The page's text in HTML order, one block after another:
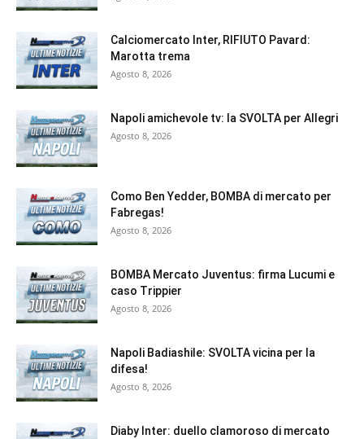
Calciomercato Inter, RIFIUTO Pavard:
Marotta trema
Agosto 8, 2026
Napoli amichevole tv: la SVOLTA per Allegri
Agosto 8, 2026
Como Ben Yedder, BOMBA di mercato per
Fabregas!
Agosto 8, 2026
BOMBA Mercato Juventus: firma Lucumi e
caso Trippier
Agosto 8, 2026
Napoli Badiashile: SVOLTA vicina per la
difesa!
Agosto 8, 2026
Diaby Inter: duello clamoroso di mercato